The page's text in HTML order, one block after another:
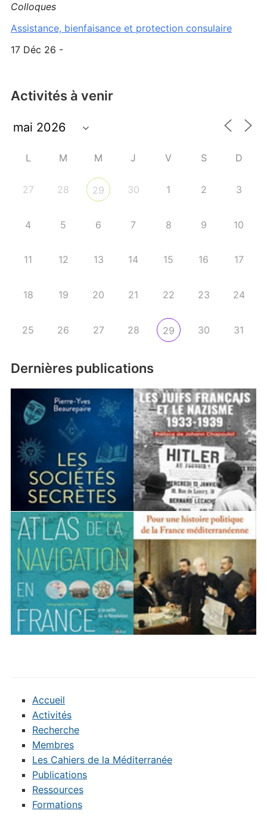
Colloques
Assistance, bienfaisance et protection consulaire
17 Déc 26 -
Activités à venir
L M M J V S D
27 28 29 30 1 2 3
4 5 6 7 8 9 10
11 12 13 14 15 16 17
18 19 20 21 22 23 24
25 26 27 28 29 30 31
Dernières publications
Accueil
Activités
Recherche
Membres
Les Cahiers de la Méditerranée
Publications
Ressources
Formations